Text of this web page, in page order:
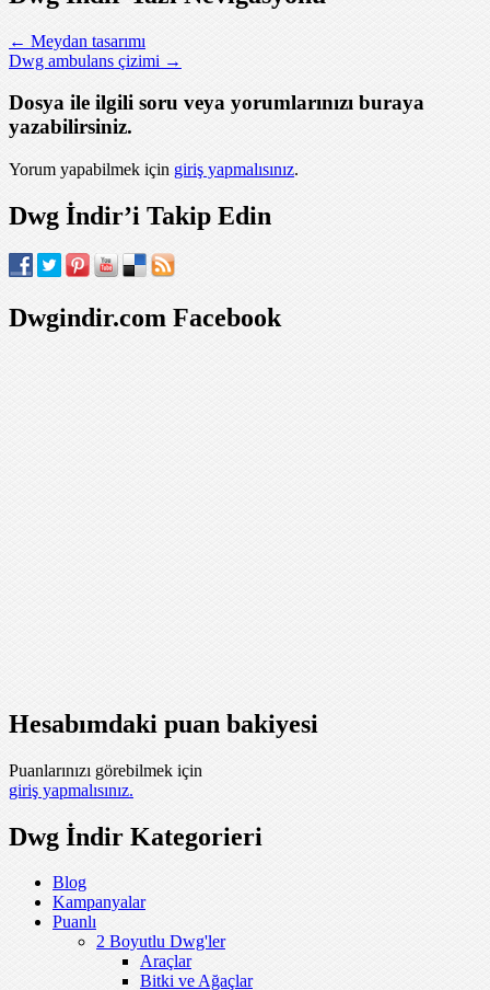
← Meydan tasarımı
Dwg ambulans çizimi →
Dosya ile ilgili soru veya yorumlarınızı buraya
yazabilirsiniz.
Yorum yapabilmek için giriş yapmalısınız.
Dwg İndir’i Takip Edin
Dwgindir.com Facebook
Hesabımdaki puan bakiyesi
Puanlarınızı görebilmek için
giriş yapmalısınız.
Dwg İndir Kategorieri
Blog
Kampanyalar
Puanlı
2 Boyutlu Dwg'ler
Araçlar
Bitki ve Ağaçlar